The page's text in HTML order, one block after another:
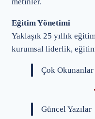
Eğitim Yönetimi
Yaklaşık 25 yıllık
kurumsal liderlik,
Çok Okunanlar
Güncel Yazılar